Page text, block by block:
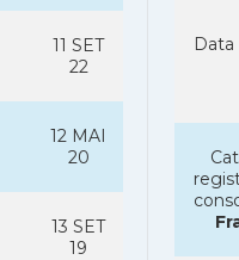
11 SET
22
12 MAI
20
13 SET
19
Data